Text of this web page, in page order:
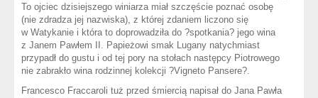
To ojciec dzisiejszego winiarza miał szczęście poznać osobę
(nie zdradza jej nazwiska), z której zdaniem liczono się
w Watykanie i która to doprowadziła do ?spotkania? jego wina
z Janem Pawłem II. Papieżowi smak Lugany natychmiast
przypadł do gustu i od tej pory na stołach następcy Piotrowego
nie zabrakło wina rodzinnej kolekcji ?Vigneto Pansere?.
Francesco Fraccaroli tuż przed śmiercią napisał do Jana Pawła